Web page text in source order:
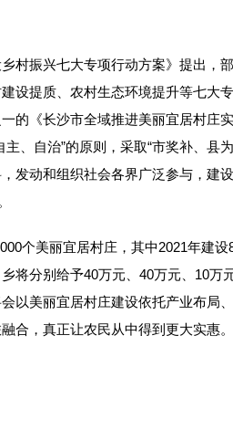
振兴七大专项行动方案》提出，
设提质、农村生态环境提升等七大
的《长沙市全域推进美丽宜居村庄
、自治”的原则，采取“市奖补、县
发动和组织社会各界广泛参与，建
个美丽宜居村庄，其中2021年建设
将分别给予40万元、40万元、10万
以美丽宜居村庄建设依托产业布局
合，真正让农民从中得到更大实惠